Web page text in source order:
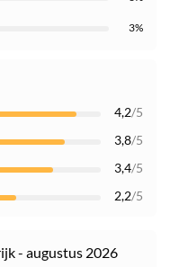
3%
4,2/5
3,8/5
3,4/5
2,2/5
- augustus 2026